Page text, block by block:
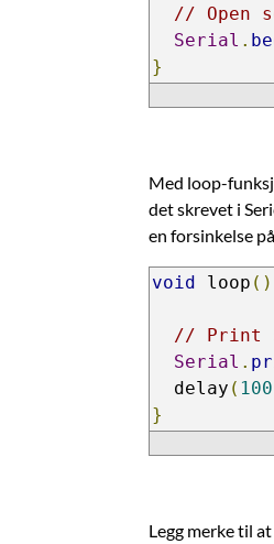
// Open
Serial .
}
Med loop-
det skrevet i
en forsinkelse
void loop ()
// Print
Serial .
  delay
( 100
}
Legg merke til